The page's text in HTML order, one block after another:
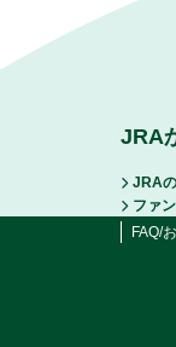
JRA
JRA
ファ
FAQ/